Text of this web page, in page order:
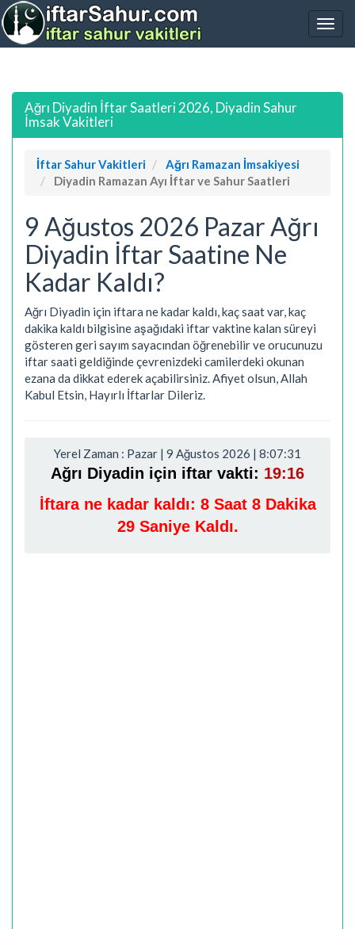
Ağrı Diyadin İftar Saatleri 2026, Diyadin Sahur
İmsak Vakitleri
İftar Sahur Vakitleri
Ağrı Ramazan İmsakiyesi
Diyadin Ramazan Ayı İftar ve Sahur Saatleri
9 Ağustos 2026 Pazar Ağrı
Diyadin İftar Saatine Ne
Kadar Kaldı?
Ağrı Diyadin için iftara ne kadar kaldı, kaç saat var, kaç
dakika kaldı bilgisine aşağıdaki iftar vaktine kalan süreyi
gösteren geri sayım sayacından öğrenebilir ve orucunuzu
iftar saati geldiğinde çevrenizdeki camilerdeki okunan
ezana da dikkat ederek açabilirsiniz. Afiyet olsun, Allah
Kabul Etsin, Hayırlı İftarlar Dileriz.
Yerel Zaman : Pazar | 9 Ağustos 2026 | 8:07:32
Ağrı Diyadin için iftar vakti: 19:16
İftara ne kadar kaldı: 8 Saat 8 Dakika
28 Saniye Kaldı.